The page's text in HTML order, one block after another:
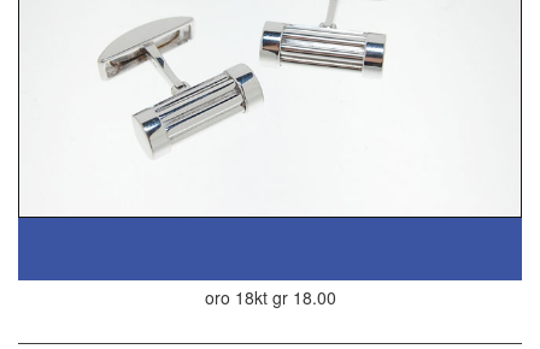
oro 18kt gr 18.00